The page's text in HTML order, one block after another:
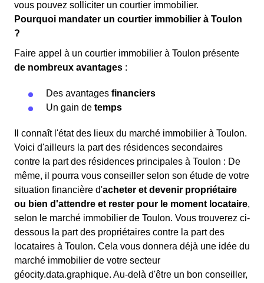
vous pouvez solliciter un courtier immobilier.
Pourquoi mandater un courtier immobilier à Toulon
?
Faire appel à un courtier immobilier à Toulon présente
de nombreux avantages :
Des avantages financiers
Un gain de temps
Il connaît l'état des lieux du marché immobilier à Toulon.
Voici d'ailleurs la part des résidences secondaires
contre la part des résidences principales à Toulon : De
même, il pourra vous conseiller selon son étude de votre
situation financière d'acheter et devenir propriétaire
ou bien d'attendre et rester pour le moment locataire,
selon le marché immobilier de Toulon. Vous trouverez ci-
dessous la part des propriétaires contre la part des
locataires à Toulon. Cela vous donnera déjà une idée du
marché immobilier de votre secteur
géocity.data.graphique. Au-delà d'être un bon conseiller,